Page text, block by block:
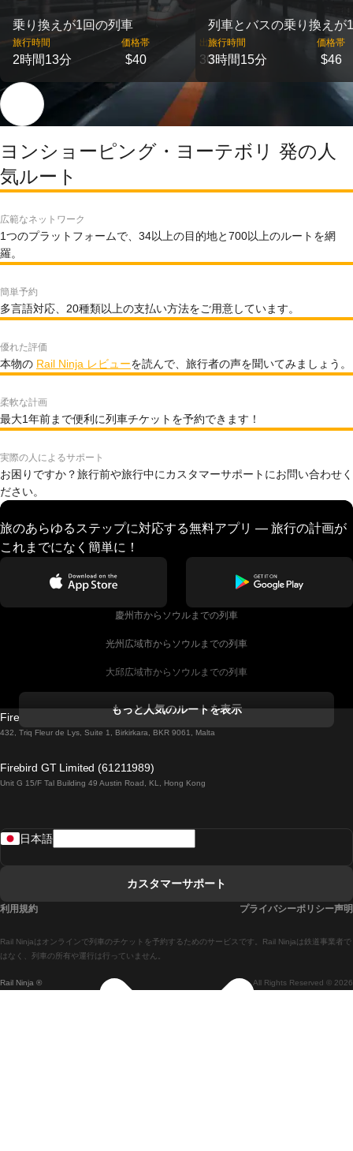
乗り換えが1回の列車
旅行時間
2時間13分
価格帯
$40
出発
30
列車とバスの乗り換えが
旅行時間
3時間15分
価格帯
$46
ヨンショーピング・ヨーテボリ 発の人
気ルート
広範なネットワーク
1つのプラットフォームで、34以上の目的地と700以上のルートを網
羅。
簡単予約
多言語対応、20種類以上の支払い方法をご用意しています。
優れた評価
本物の Rail Ninja レビューを読んで、旅行者の声を聞いてみましょう。
柔軟な計画
最大1年前まで便利に列車チケットを予約できます！
実際の人によるサポート
お困りですか？旅行前や旅行中にカスタマーサポートにお問い合わせく
ださい。
旅のあらゆるステップに対応する無料アプリ — 旅行の計画が
これまでになく簡単に！
慶州市からソウルまでの列車
光州広域市からソウルまでの列車
大邱広域市からソウルまでの列車
ダブリンからゴールウェイまでの列車
ローマからナポリまでの列車
マドリードからセビリアまでの列車
マドリードからアリカンテまでの列車
もっと人気のルートを表示
Firebird GT Limited (OC 1451)
432, Triq Fleur de Lys, Suite 1, Birkirkara, BKR 9061, Malta
Firebird GT Limited (61211989)
Unit G 15/F Tal Building 49 Austin Road, KL, Hong Kong
Rail Ninja ® All Rights Reserved © 2026
Rail Ninjaはオンラインで列車のチケットを予約するためのサービスです。Rail Ninjaは鉄道事業者で
はなく、列車の所有や運行は行っていません。
日本語
カスタマーサポート
利用規約 プライバシーポリシー声明